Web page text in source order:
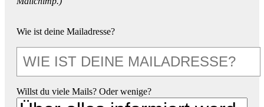
Wie ist deine Mailadresse?
Willst du viele Mails? Oder wenige?